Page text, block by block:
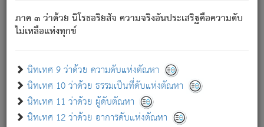
ภาค ๓ ว่าด้วย นิโรธอริยสัจ ความจริงอันประเสริฐคือความดับ
ไม่เหลือแห่งทุกข์
นิทเทศ 9 ว่าด้วย ความดับแห่งตัณหา
นิทเทศ 10 ว่าด้วย ธรรมเป็นที่ดับแห่งตัณหา
นิทเทศ 11 ว่าด้วย ผู้ดับตัณหา
นิทเทศ 12 ว่าด้วย อาการดับแห่งตัณหา
ภิกษุนั้น เป็นผู้ครอบงำมารได้แล้ว ชนะสงครามแล้ว ก้าวล่วง
ภพทั้งหลายทั้งปวงได้แล้ว เป็นผู้คงที่ (คือไม่เปลี่ยนแปลงอีกต่อ
- อุ.ขุ. ๒๕/๑๒๑/๘๔.
(ข้อความนี้ เป็นพระพุทธอุทานที่ทรงเปล่งออก ที่โคนต้นโพธิ์
เป็นที่ตรัสรู้ เมื่อตรัสรู้แล้วได้ 7 วัน)